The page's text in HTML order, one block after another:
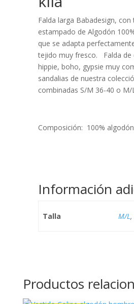
Falda larga Babadesign, con
estampado de Algodón
que se adapta
tejido muy fresco. Falda de
hippie, boho, gypsie muy
sandalias de nuestra
combinadas S/M 36-40 o M/
Composición: 100%
Información
Talla M/L,
Productos